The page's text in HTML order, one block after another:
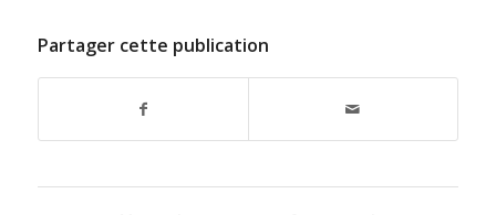
Partager cette publication